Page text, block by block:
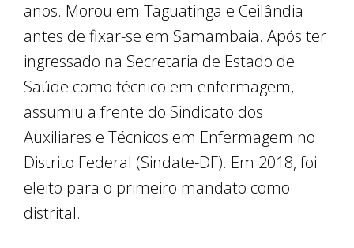
anos. Morou em Taguatinga e Ceilândia
antes de fixar-se em Samambaia. Após ter
ingressado na Secretaria de Estado de
Saúde como técnico em enfermagem,
assumiu a frente do Sindicato dos
Auxiliares e Técnicos em Enfermagem no
Distrito Federal (Sindate-DF). Em 2018, foi
eleito para o primeiro mandato como
distrital.